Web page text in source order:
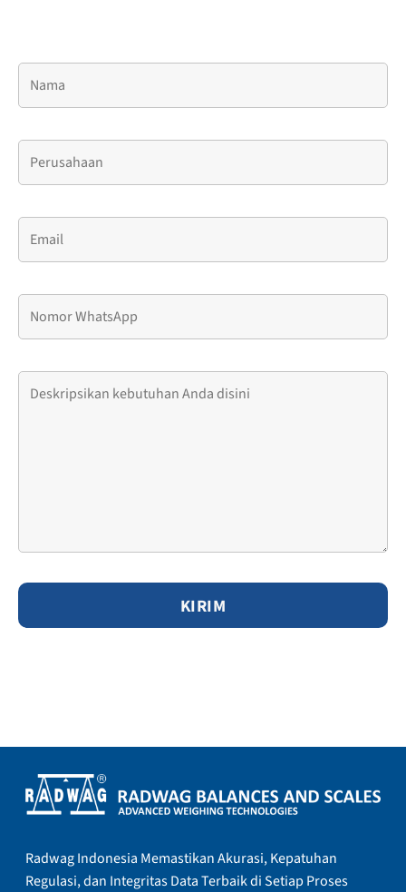
Radwag Indonesia Memastikan Akurasi, Kepatuhan
Regulasi, dan Integritas Data Terbaik di Setiap Proses